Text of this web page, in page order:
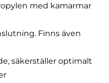
med kamarmar
Finns även
säkerställer optimalt